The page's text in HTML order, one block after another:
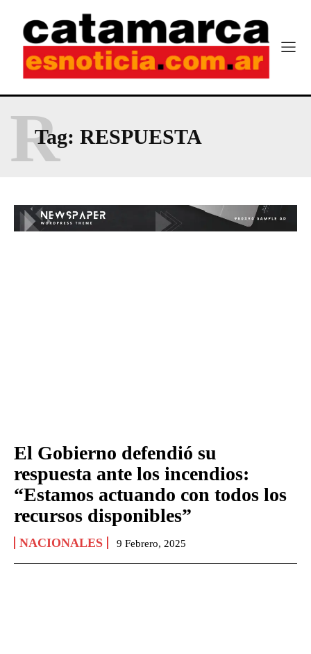
Tag: RESPUESTA
R
El Gobierno defendió su
respuesta ante los incendios:
“Estamos actuando con todos los
recursos disponibles”
NACIONALES 9 Febrero, 2025